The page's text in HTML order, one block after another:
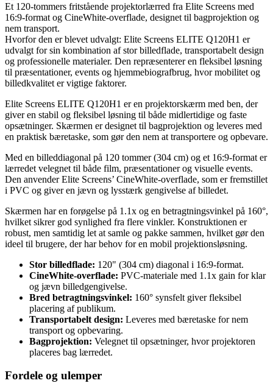
Et 120-tommers fritstående projektorlærred fra Elite Screens med
16:9-format og CineWhite-overflade, designet til bagprojektion og
nem transport.
Hvorfor den er blevet udvalgt: Elite Screens ELITE Q120H1 er
udvalgt for sin kombination af stor billedflade, transportabelt design
og professionelle materialer. Den repræsenterer en fleksibel løsning
til præsentationer, events og hjemmebiografbrug, hvor mobilitet og
billedkvalitet er vigtige faktorer.
Elite Screens ELITE Q120H1 er en projektorskærm med ben, der
giver en stabil og fleksibel løsning til både midlertidige og faste
opsætninger. Skærmen er designet til bagprojektion og leveres med
en praktisk bæretaske, som gør den nem at transportere og opbevare.
Med en billeddiagonal på 120 tommer (304 cm) og et 16:9-format er
lærredet velegnet til både film, præsentationer og visuelle events.
Den anvender Elite Screens’ CineWhite-overflade, som er fremstillet
i PVC og giver en jævn og lysstærk gengivelse af billedet.
Skærmen har en forøgelse på 1.1x og en betragtningsvinkel på 160°,
hvilket sikrer god synlighed fra flere vinkler. Konstruktionen er
robust, men samtidig let at samle og pakke sammen, hvilket gør den
ideel til brugere, der har behov for en mobil projektionsløsning.
Stor billedflade: 120" (304 cm) diagonal i 16:9-format.
CineWhite-overflade: PVC-materiale med 1.1x gain for klar
og jævn billedgengivelse.
Bred betragtningsvinkel: 160° synsfelt giver fleksibel
placering af publikum.
Transportabelt design: Leveres med bæretaske for nem
transport og opbevaring.
Bagprojektion: Velegnet til opsætninger, hvor projektoren
placeres bag lærredet.
Fordele og ulemper